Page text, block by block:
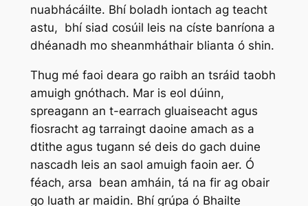
nuabhácáilte. Bhí boladh iontach ag teacht
astu, bhí siad cosúil leis na císte banríona a
dhéanadh mo sheanmháthair blianta ó shin.
Thug mé faoi deara go raibh an tsráid taobh
amuigh gnóthach. Mar is eol dúinn,
spreagann an t-earrach gluaiseacht agus
fiosracht ag tarraingt daoine amach as a
dtithe agus tugann sé deis do gach duine
nascadh leis an saol amuigh faoin aer. Ó
féach, arsa bean amháin, tá na fir ag obair
go luath ar maidin. Bhí grúpa ó Bhailte